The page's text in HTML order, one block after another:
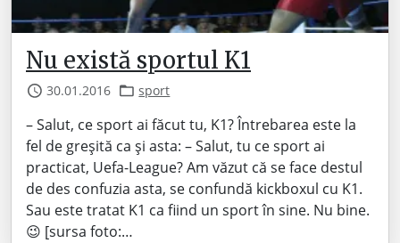
Nu există sportul K1
30.01.2016 sport
– Salut, ce sport ai făcut tu, K1? Întrebarea este la
fel de greșită ca și asta: – Salut, tu ce sport ai
practicat, Uefa-League? Am văzut că se face destul
de des confuzia asta, se confundă kickboxul cu K1.
Sau este tratat K1 ca fiind un sport în sine. Nu bine.
😉 [sursa foto:…